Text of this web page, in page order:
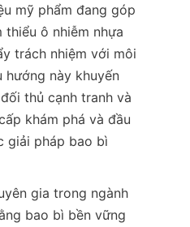
mỹ phẩm đang góp
thiểu ô nhiễm nhựa
trách nhiệm với môi
hướng này khuyến
thủ cạnh tranh và
khám phá và đầu
giải pháp bao bì
bao bì bền vững